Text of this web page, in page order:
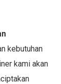
kebutuhan
kami akan